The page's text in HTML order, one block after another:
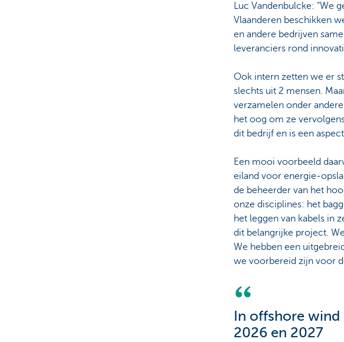
Luc Vandenbulcke: “We
Vlaanderen beschikken
en andere bedrijven
leveranciers rond
Ook intern zetten we er
slechts uit 2 mensen.
verzamelen onder
het oog om ze
dit bedrijf en is een
Een mooi voorbeeld
eiland voor energie-
de beheerder van het
onze disciplines: het
het leggen van kabels in
dit belangrijke project.
We hebben een
we voorbereid zijn voor
In offshore
2026 en 2027